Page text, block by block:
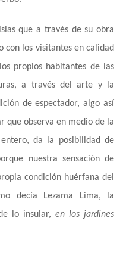
que a través de su obra
con los visitantes en calidad
propios habitantes de las
a través del arte y la
de espectador, algo así
que observa en medio de la
da la posibilidad de
nuestra sensación de
condición huérfana del
decía Lezama Lima, la
lo insular,en los jardines